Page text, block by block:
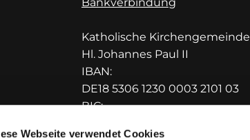
Webseite verwendet Cookies
Katholische Kirchengemeinde
Hl. Johannes Paul II
IBAN:
DE18 5306 1230 0003 2101 03
BIC: